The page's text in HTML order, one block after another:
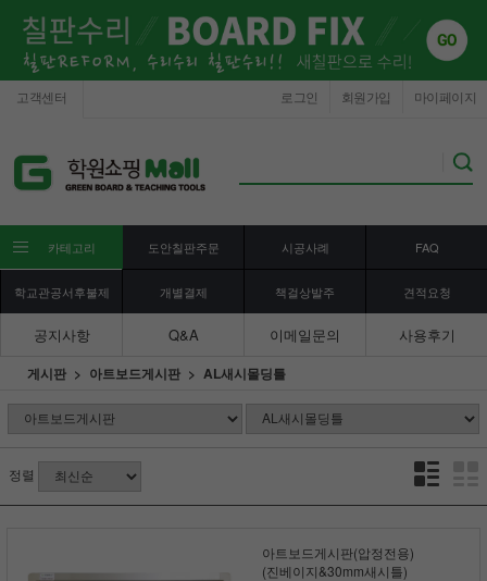
고객센터 마이페이지
회원가입
로그인
카테고리 도안칠판주문 시공사례 FAQ
학교관공서후불제 개별결제 책걸상발주 견적요청
공지사항 Q&A 이메일문의 사용후기
게시판 아트보드게시판 AL새시몰딩틀
정렬
아트보드게시판(압정전용)
(진베이지&30mm새시틀)